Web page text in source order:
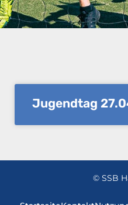
Jugendtag
© SSB